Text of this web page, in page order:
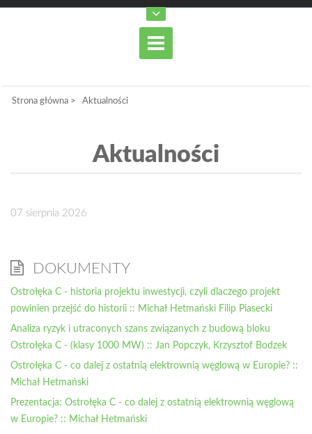
Strona główna > Aktualności
Aktualności
07 sierpnia 2026
DOKUMENTY
Ostrołęka C - historia projektu inwestycji, czyli dlaczego projekt
powinien przejść do historii :: Michał Hetmański Filip Piasecki
Analiza ryzyk i utraconych szans związanych z budową bloku
Ostrołęka C - (klasy 1000 MW) :: Jan Popczyk, Krzysztof Bodzek
Ostrołęka C - co dalej z ostatnią elektrownią węglową w Europie? ::
Michał Hetmański
Prezentacja: Ostrołęka C - co dalej z ostatnią elektrownią węglową
w Europie? :: Michał Hetmański